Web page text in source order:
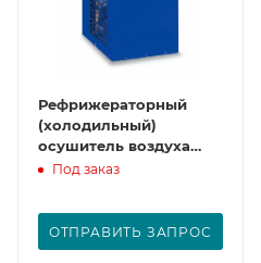
Рефрижераторный
(холодильный)
осушитель воздуха
CDX30
Под заказ
ОТПРАВИТЬ ЗАПРОС